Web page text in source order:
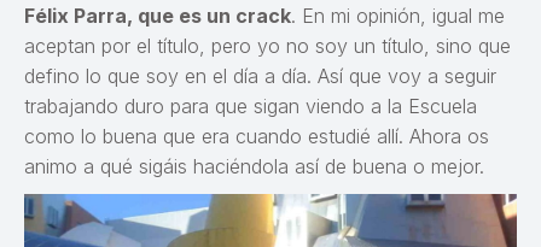
Félix Parra, que es un crack. En mi opinión, igual me
aceptan por el título, pero yo no soy un título, sino que
defino lo que soy en el día a día. Así que voy a seguir
trabajando duro para que sigan viendo a la Escuela
como lo buena que era cuando estudié allí. Ahora os
animo a qué sigáis haciéndola así de buena o mejor.